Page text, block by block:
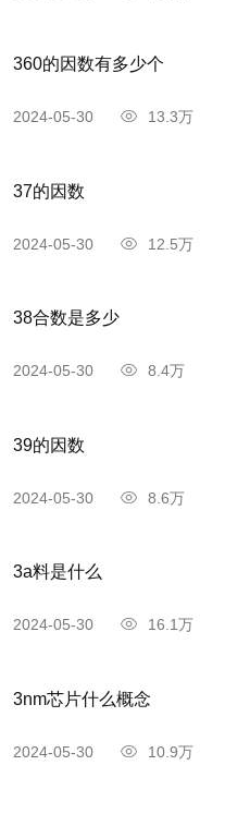
360的因数有多少个
2024-05-30 13.3万
37的因数
2024-05-30 12.5万
38合数是多少
2024-05-30 8.4万
39的因数
2024-05-30 8.6万
3a料是什么
2024-05-30 16.1万
3nm芯片什么概念
2024-05-30 10.9万